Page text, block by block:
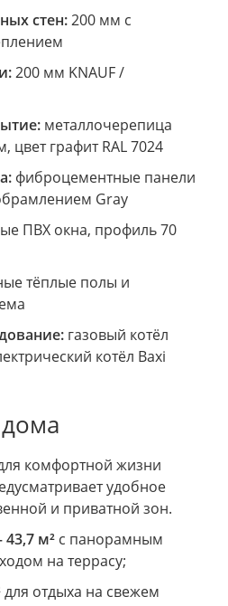
стен:200 мм с
200 мм KNAUF /
металлочерепица
цвет графит RAL 7024
фиброцементные панели
Gray
ПВХ окна, профиль 70
тёплые полы и
газовый котёл
котёл Baxi
комфортной жизни
удобное
и приватной зон.
43,7 м²с панорамным
на террасу;
для отдыха на свежем